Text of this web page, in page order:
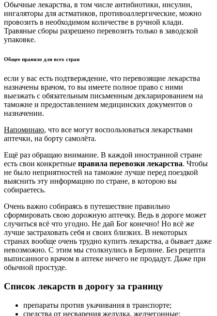
Обычные лекарства, в том числе антибиотики, инсулин,
ингаляторы для астматиков, противоаллергические, можно
провозить в необходимом количестве в ручной клади.
Травяные сборы разрешено перевозить только в заводской
упаковке.
Общее правило для всех стран
если у вас есть подтверждение, что перевозящие лекарства
назначены врачом, то вы имеете полное право с ними
выезжать с обязательным письменным декларированием на
таможне и предоставлением медицинских документов о
назначении.
Напоминаю, что все могут воспользоваться лекарствами
аптечки, на борту самолёта.
Ещё раз обращаю внимание. В каждой иностранной стране
есть свои конкретные правила перевозки лекарства. Чтобы
не было неприятностей на таможне лучше перед поездкой
выяснить эту информацию по стране, в которою вы
собираетесь.
Очень важно собираясь в путешествие правильно
сформировать свою дорожную аптечку. Ведь в дороге может
случиться всё что угодно. Не дай Бог конечно! Но всё же
лучше застраховать себя и своих близких. В некоторых
странах вообще очень трудно купить лекарства, а бывает даже
невозможно. С этим мы столкнулись в Берлине. Без рецепта
выписанного врачом в аптеке ничего не продадут. Даже при
обычной простуде.
Список лекарств в дорогу за границу
препараты против укачивания в транспорте;
средства от несварения желудка, желчегонные;